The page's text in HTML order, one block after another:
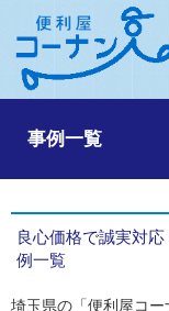
事例一覧
良心価格で誠実対
例一覧
埼玉県の「便利屋コ